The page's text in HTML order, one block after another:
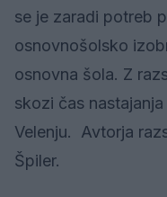
se je zaradi potreb
osnovnošolsko
osnovna šola. Z
skozi čas
Velenju. Avtorja
Špiler.